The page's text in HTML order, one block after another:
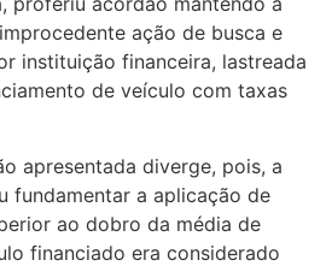
ação de busca e
instituição financeira, lastreada
de veículo com taxas
apresentada diverge, pois, a
fundamentar a aplicação de
ao dobro da média de
financiado era considerado